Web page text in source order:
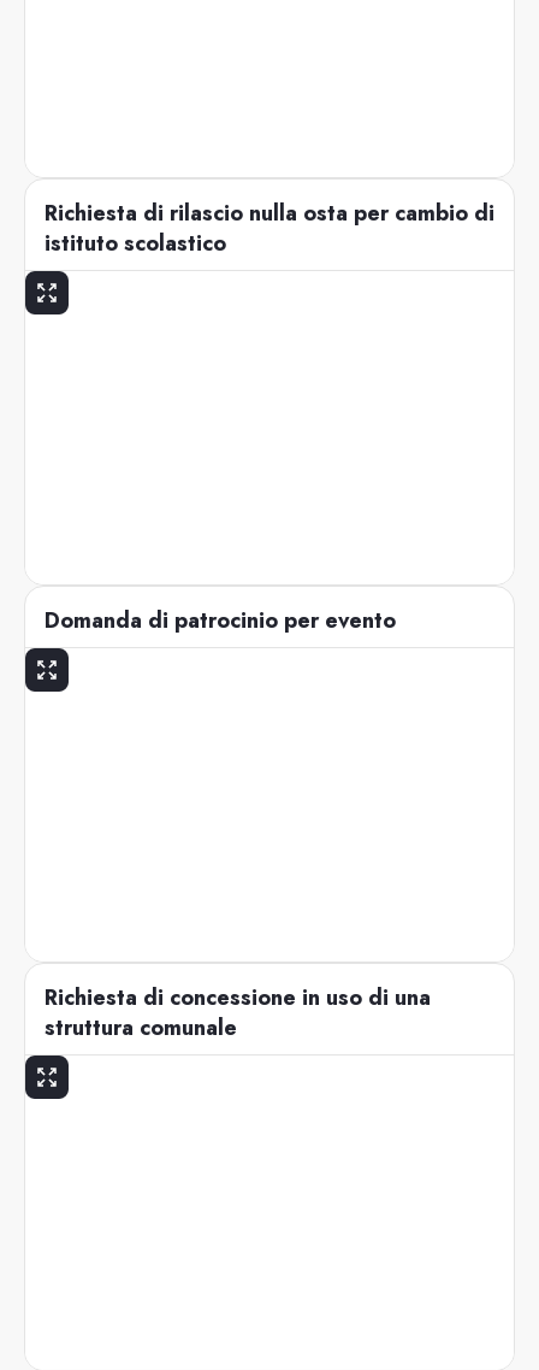
Richiesta di rilascio nulla osta per cambio di
istituto scolastico
Domanda di patrocinio per evento
Richiesta di concessione in uso di una
struttura comunale